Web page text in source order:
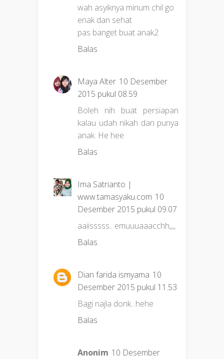
wah asyiknya minum chil go
enak dan sehat
pas banget buat anak2
Balas
Maya Alter 10 Desember
2015 pukul 08.59
Boleh nih buat persiapan
kalau udah nikah dan punya
anak. He hee
Balas
Ima Satrianto |
www.tamasyaku.com 10
Desember 2015 pukul 09.07
aaiisssss.. emuuuaaacchh,,,,
Balas
Dian farida ismyama 10
Desember 2015 pukul 11.53
Bagi najla donk...hehe
Balas
Anonim 10 Desember